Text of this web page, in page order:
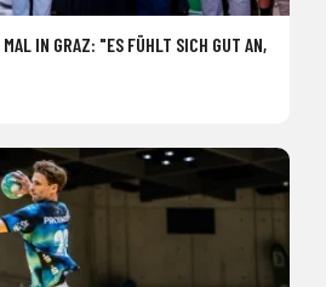
IN GRAZ: "ES FÜHLT SICH GUT AN,